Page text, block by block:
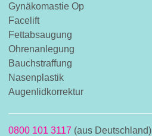
Gynäkomastie Op
Facelift
Fettabsaugung
Ohrenanlegung
Bauchstraffung
Nasenplastik
Augenlidkorrektur
0800 101 3117 (aus Deutschland)